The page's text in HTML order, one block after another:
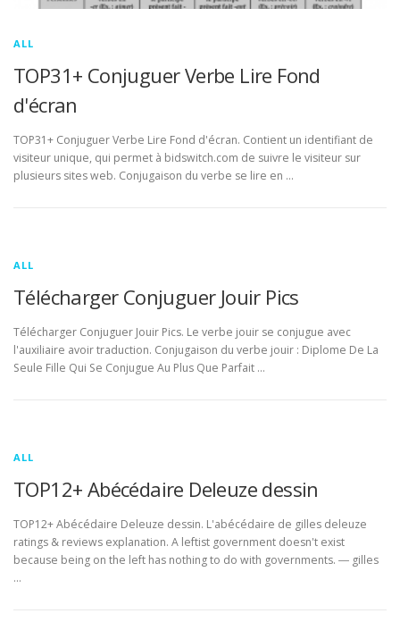
ALL
TOP31+ Conjuguer Verbe Lire Fond
d'écran
TOP31+ Conjuguer Verbe Lire Fond d'écran. Contient un identifiant de
visiteur unique, qui permet à bidswitch.com de suivre le visiteur sur
plusieurs sites web. Conjugaison du verbe se lire en …
ALL
Télécharger Conjuguer Jouir Pics
Télécharger Conjuguer Jouir Pics. Le verbe jouir se conjugue avec
l'auxiliaire avoir traduction. Conjugaison du verbe jouir : Diplome De La
Seule Fille Qui Se Conjugue Au Plus Que Parfait …
ALL
TOP12+ Abécédaire Deleuze dessin
TOP12+ Abécédaire Deleuze dessin. L'abécédaire de gilles deleuze
ratings & reviews explanation. A leftist government doesn't exist
because being on the left has nothing to do with governments. ― gilles
…